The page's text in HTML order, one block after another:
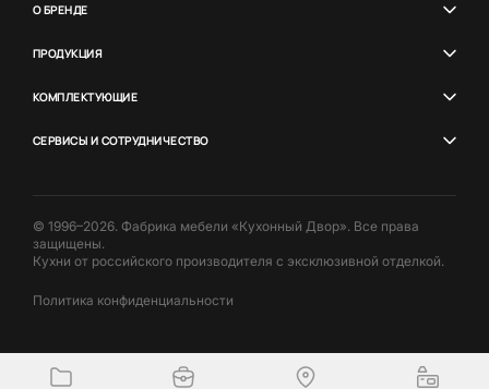
О БРЕНДЕ
ПРОДУКЦИЯ
КОМПЛЕКТУЮЩИЕ
СЕРВИСЫ И СОТРУДНИЧЕСТВО
© 1996–2026. Фабрика мебели «Кухонный Двор». Все права
защищены.
Кухни от российского производителя с эксклюзивной отделкой.
Политика конфиденциальности